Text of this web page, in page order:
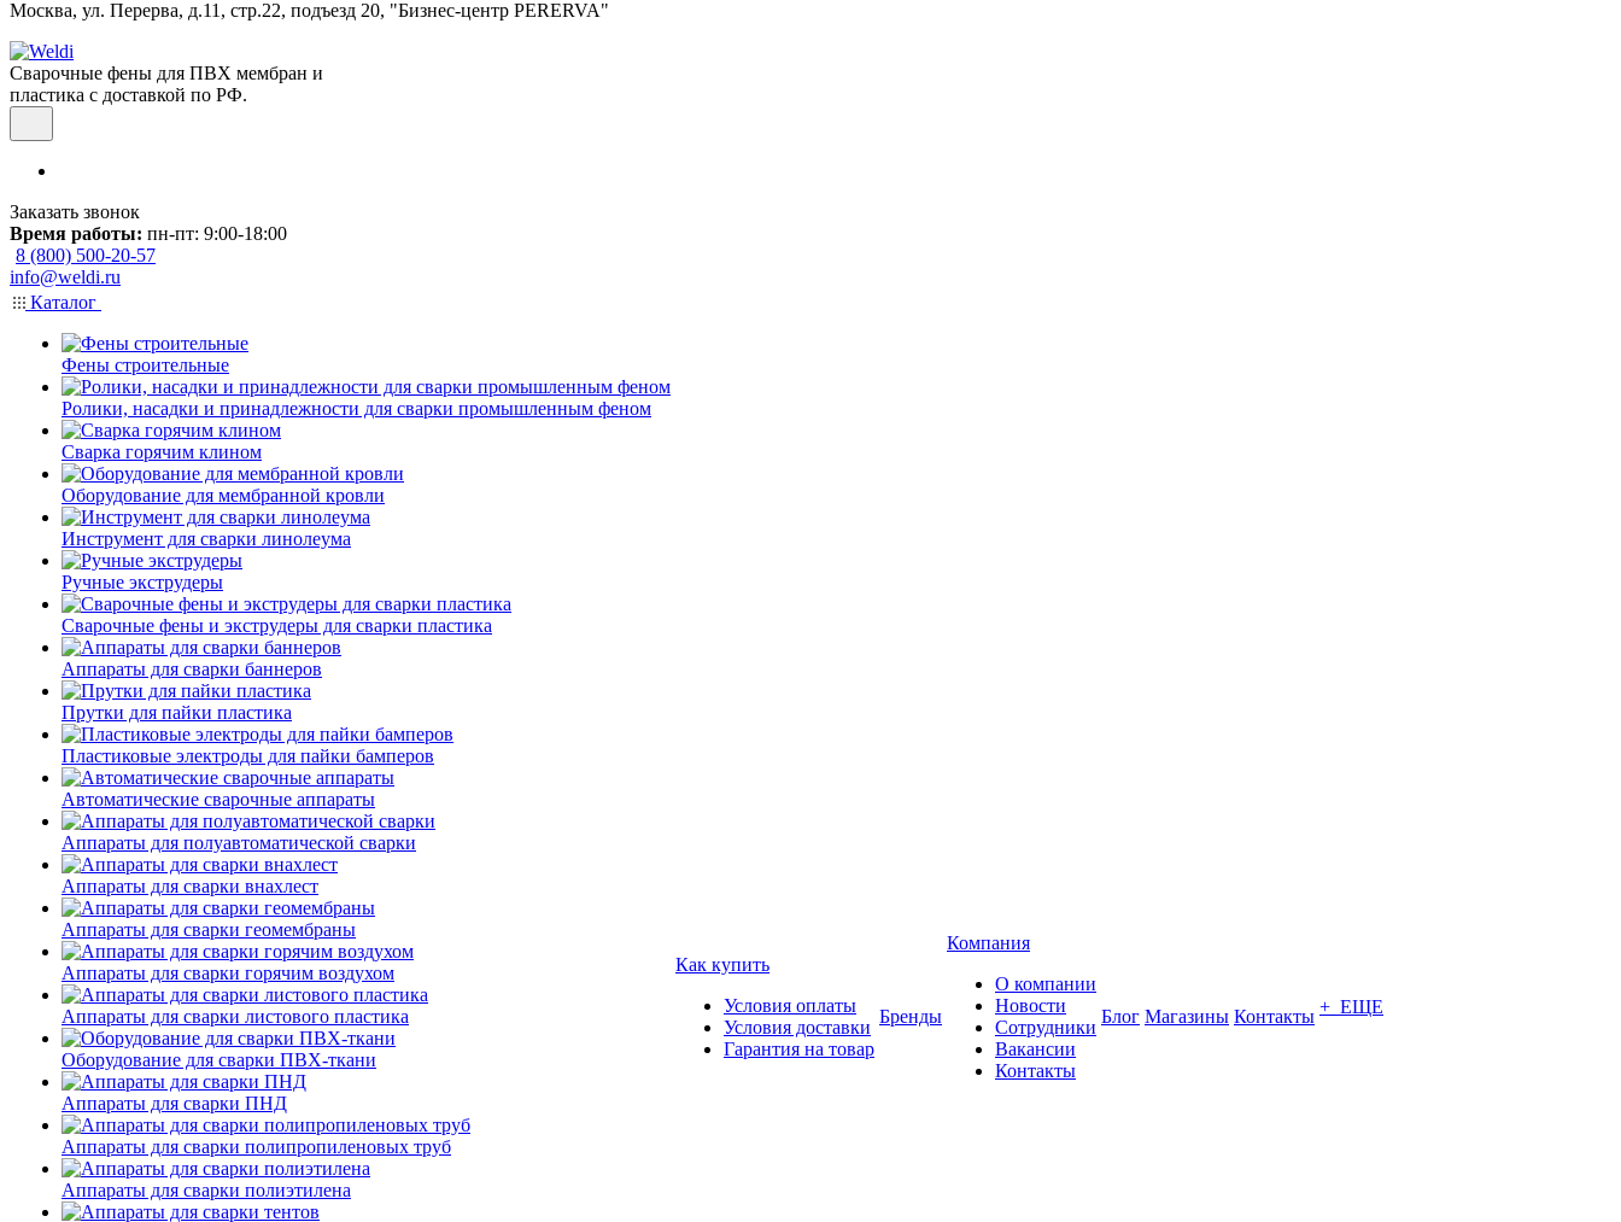
Москва, ул. Перерва, д.11, стр.22, подъезд 20, "Бизнес-центр PERERVA"
Сварочные фены для ПВХ мембран и
пластика с доставкой по РФ.
Заказать звонок
Время работы: пн-пт: 9:00-18:00
8 (800) 500-20-57
info@weldi.ru
Каталог
Фены строительные
Ролики, насадки и принадлежности для сварки промышленным феном
Сварка горячим клином
Оборудование для мембранной кровли
Инструмент для сварки линолеума
Ручные экструдеры
Сварочные фены и экструдеры для сварки пластика
Аппараты для сварки баннеров
Прутки для пайки пластика
Пластиковые электроды для пайки бамперов
Автоматические сварочные аппараты
Аппараты для полуавтоматической сварки
Аппараты для сварки внахлест
Аппараты для сварки геомембраны
Аппараты для сварки горячим воздухом
Аппараты для сварки листового пластика
Оборудование для сварки ПВХ-ткани
Аппараты для сварки ПНД
Аппараты для сварки полипропиленовых труб
Аппараты для сварки полиэтилена
Как купить
Условия оплаты
Условия доставки
Гарантия на товар
Бренды
Компания
О компании
Новости
Сотрудники
Вакансии
Контакты
Блог Магазины Контакты + ЕЩЕ